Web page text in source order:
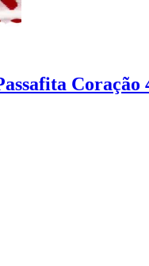
Coração